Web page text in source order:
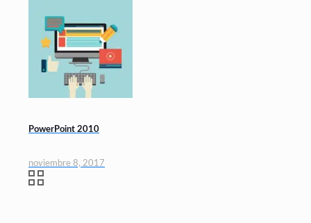
PowerPoint 2010
noviembre 8, 2017